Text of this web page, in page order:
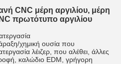
CNC μέρη αργιλίου, μέρη
πρωτότυπο αργιλίου
χημική ουσία που
λέιζερ, που αλέθει, άλλες
καλώδιο EDM, γρήγορη